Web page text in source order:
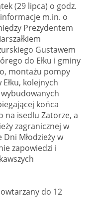
(29 lipca) o godz.
m.in. o
Prezydentem
Gustawem
do Ełku i gminy
montażu pompy
Ełku, kolejnych
końca
na isedlu Zatorze, a
zagranicznej w
Dni Młodzieży w
zapowiedzi i
do 12